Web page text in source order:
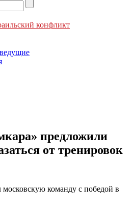
конфликт
предложили
от тренировок
команду с победой в